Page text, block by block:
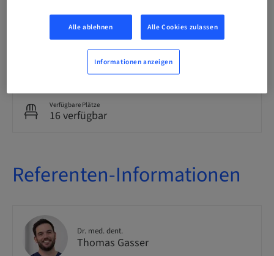
7.00 Punkte
Verfügbare Plätze
16 verfügbar
Referenten-Informationen
Dr. med. dent.
Thomas Gasser
Alle ablehnen Alle Cookies zulassen
Informationen anzeigen